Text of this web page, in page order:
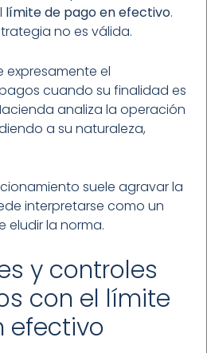
límite de pago en efectivo.
no es válida.
expresamente el
cuando su finalidad es
analiza la operación
a su naturaleza,
suele agravar la
interpretarse como un
eludir la norma.
y controles
con el límite
efectivo